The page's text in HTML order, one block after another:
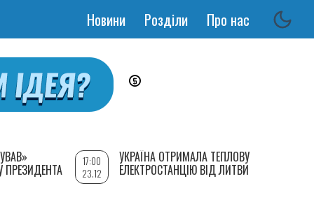
Основная
Новини Розділи Про нас
ПРЕЗИДЕНТА
17:00
23.12
УКРАЇНА ОТРИМАЛА ТЕПЛОВУ
ЕЛЕКТРОСТАНЦІЮ ВІД ЛИТВИ